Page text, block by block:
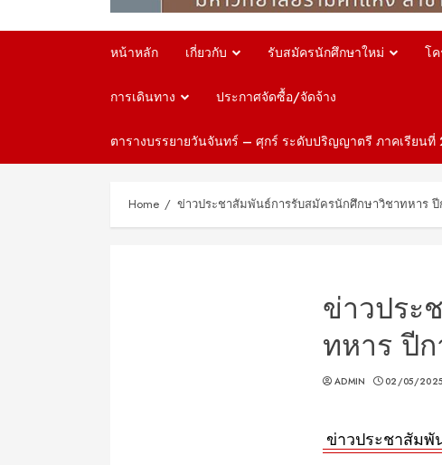
หน้าหลัก เกี่ยวกับ รับสมัครนักศึกษาใหม่ โ
การเดินทาง ประกาศจัดซื้อ/จัดจ้าง
ตารางบรรยายวันจันทร์ – ศุกร์ ระดับปริญญาตรี ภาคเรียนที่
Home ข่าวประชาสัมพันธ์การรับสมัครนักศึกษาวิชาทหาร ปี
ข่าวประ
ทหาร ปี
ADMIN 02/05/2025
ข่าวประชาสัมพั